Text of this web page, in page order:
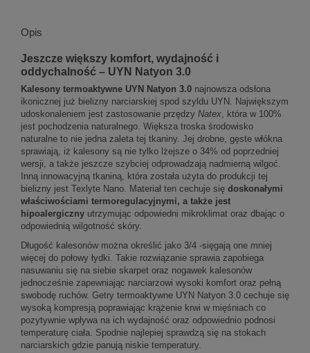
Opis
Jeszcze większy komfort, wydajność i
oddychalność – UYN Natyon 3.0
Kalesony termoaktywne UYN Natyon 3.0 najnowsza odsłona
ikonicznej już bielizny narciarskiej spod szyldu UYN. Największym
udoskonaleniem jest zastosowanie przędzy Natex , która w 100%
jest pochodzenia naturalnego. Większa troska środowisko
naturalne to nie jedna zaleta tej tkaniny. Jej drobne, gęste włókna
sprawiają, iż kalesony są nie tylko lżejsze o 34% od poprzedniej
wersji, a także jeszcze szybciej odprowadzają nadmierną wilgoć.
Inną innowacyjną tkaniną, która została użyta do produkcji tej
bielizny jest Texlyte Nano. Materiał ten cechuje się doskonałymi
właściwościami termoregulacyjnymi, a także jest
hipoalergiczny utrzymując odpowiedni mikroklimat oraz dbając o
odpowiednią wilgotność skóry.
Długość kalesonów można określić jako 3/4 -sięgają one mniej
więcej do połowy łydki. Takie rozwiązanie sprawia zapobiega
nasuwaniu się na siebie skarpet oraz nogawek kalesonów
jednocześnie zapewniając narciarzowi wysoki komfort oraz pełną
swobodę ruchów. Getry termoaktywne UYN Natyon 3.0 cechuje się
wysoką kompresją poprawiając krążenie krwi w mięśniach co
pozytywnie wpływa na ich wydajność oraz odpowiednio podnosi
temperaturę ciała. Spodnie najlepiej sprawdzą się na stokach
narciarskich gdzie panują niskie temperatury.